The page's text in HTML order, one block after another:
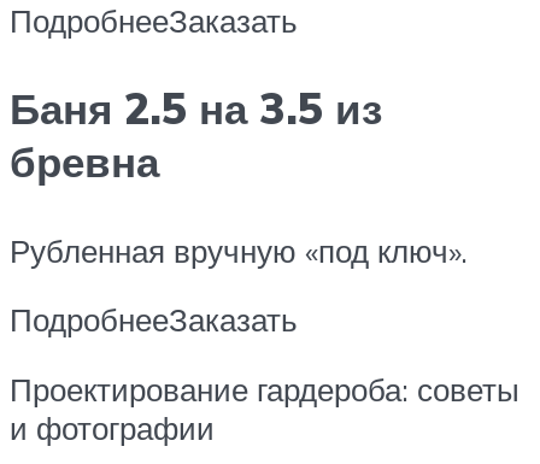
ПодробнееЗаказать
Баня 2.5 на 3.5 из
бревна
Рубленная вручную «под ключ».
ПодробнееЗаказать
Проектирование гардероба: советы
и фотографии